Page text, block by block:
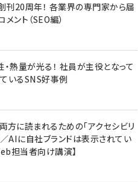
刊20周年！ 各業界の専門家から届
ント（SEO編）
・熱量が光る！ 社員が主役となって
いるSNS好事例
方に読まれるための「アクセシビリ
／AIに自社ブランドは表示されてい
担当者向け講演】